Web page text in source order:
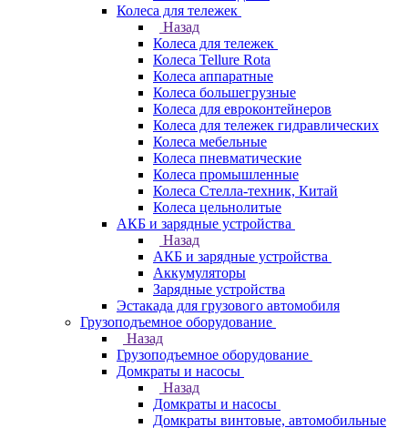
Колеса для тележек
Назад
Колеса для тележек
Колеса Tellure Rota
Колеса аппаратные
Колеса большегрузные
Колеса для евроконтейнеров
Колеса для тележек гидравлических
Колеса мебельные
Колеса пневматические
Колеса промышленные
Колеса Стелла-техник, Китай
Колеса цельнолитые
АКБ и зарядные устройства
Назад
АКБ и зарядные устройства
Аккумуляторы
Зарядные устройства
Эстакада для грузового автомобиля
Грузоподъемное оборудование
Назад
Грузоподъемное оборудование
Домкраты и насосы
Назад
Домкраты и насосы
Домкраты винтовые, автомобильные